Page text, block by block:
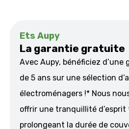
Ets Aupy
La garantie gratuite
Avec Aupy, bénéficiez
de 5 ans sur une sélection
électroménagers !* Nous
offrir une tranquillité d’esprit
prolongeant la durée de